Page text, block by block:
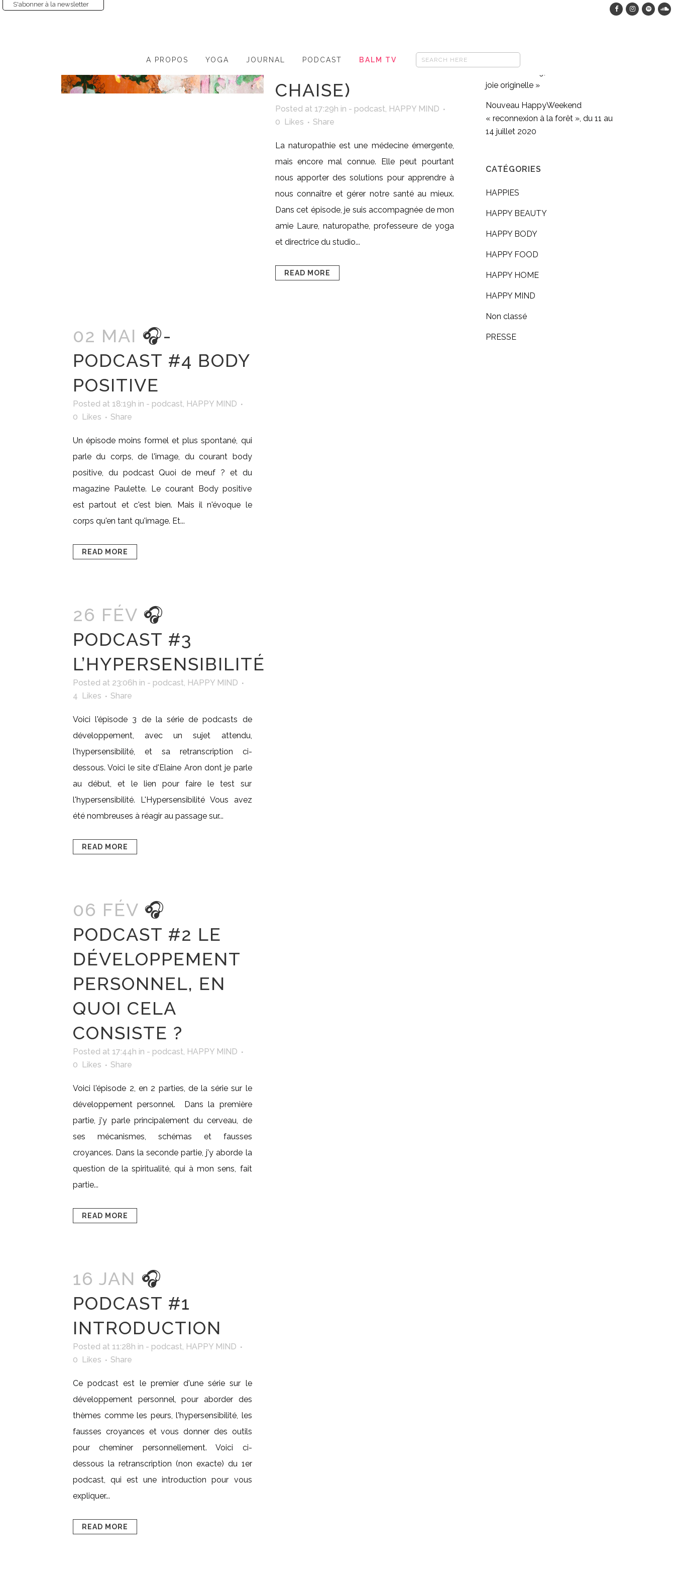
S'abonner à la newsletter
A PROPOS YOGA JOURNAL PODCAST BALM TV
TERRIER DE LA
CHAISE)
Posted at 17:29h in - podcast, HAPPY MIND
0 Likes Share
La naturopathie est une médecine émergente,
mais encore mal connue. Elle peut pourtant
nous apporter des solutions pour apprendre à
nous connaître et gérer notre santé au mieux.
Dans cet épisode, je suis accompagnée de mon
amie Laure, naturopathe, professeure de yoga
et directrice du studio...
READ MORE
02 MAI 🎧-
PODCAST #4 BODY
POSITIVE
Posted at 18:19h in - podcast, HAPPY MIND
0 Likes Share
Un épisode moins formel et plus spontané, qui
parle du corps, de l'image, du courant body
positive, du podcast Quoi de meuf ? et du
magazine Paulette. Le courant Body positive
est partout et c'est bien. Mais il n'évoque le
corps qu'en tant qu'image. Et...
READ MORE
26 FÉV 🎧
PODCAST #3
L’HYPERSENSIBILITÉ
Posted at 23:06h in - podcast, HAPPY MIND
4 Likes Share
Voici l'épisode 3 de la série de podcasts de
développement, avec un sujet attendu,
l'hypersensibilité, et sa retranscription ci-
dessous. Voici le site d'Elaine Aron dont je parle
au début, et le lien pour faire le test sur
l'hypersensibilité. L'Hypersensibilité Vous avez
été nombreuses à réagir au passage sur...
READ MORE
06 FÉV 🎧
PODCAST #2 LE
DÉVELOPPEMENT
PERSONNEL, EN
QUOI CELA
CONSISTE ?
Posted at 17:44h in - podcast, HAPPY MIND
0 Likes Share
Voici l'épisode 2, en 2 parties, de la série sur le
développement personnel. Dans la première
partie, j'y parle principalement du cerveau, de
ses mécanismes, schémas et fausses
croyances. Dans la seconde partie, j'y aborde la
question de la spiritualité, qui à mon sens, fait
partie...
READ MORE
16 JAN 🎧
PODCAST #1
INTRODUCTION
Posted at 11:28h in - podcast, HAPPY MIND
0 Likes Share
Ce podcast est le premier d'une série sur le
développement personnel, pour aborder des
thèmes comme les peurs, l'hypersensibilité, les
fausses croyances et vous donner des outils
pour cheminer personnellement. Voici ci-
dessous la retranscription (non exacte) du 1er
podcast, qui est une introduction pour vous
expliquer...
READ MORE
joie originelle »
Nouveau HappyWeekend
« reconnexion à la forêt », du 11 au
14 juillet 2020
CATÉGORIES
HAPPIES
HAPPY BEAUTY
HAPPY BODY
HAPPY FOOD
HAPPY HOME
HAPPY MIND
Non classé
PRESSE